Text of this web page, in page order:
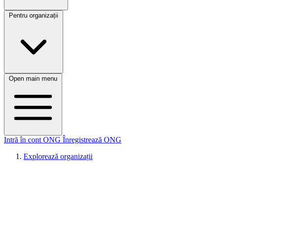
Pentru organizații
Open main menu
Intră în cont ONG Înregistrează ONG
Explorează organizații